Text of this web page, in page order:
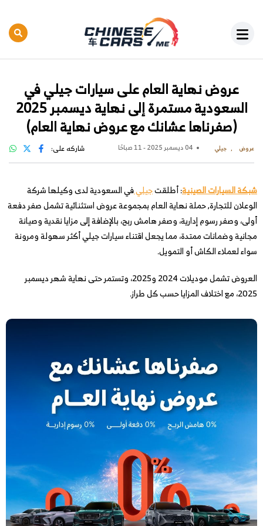
عروض نهاية العام على سيارات جيلي في
السعودية مستمرة إلى نهاية ديسمبر 2025
(صفرناها عشانك مع عروض نهاية العام)
عروض جيلي 04 ديسمبر 2025 - 11 صباحًا شاركه على:
شبكة السيارات الصينية: أطلقتجيليفي السعودية لدى وكيلها شركة
الوعلان للتجارة, حملة نهاية العام بمجموعة عروض استثنائية تشمل صفر دفعة
أولى، وصفر رسوم إدارية، وصفر هامش ربح، بالإضافة إلى مزايا نقدية وصيانة
مجانية وضمانات ممتدة، مما يجعل اقتناء سيارات جيلي أكثر سهولة ومرونة
سواء لعملاء الكاش أو التمويل.
العروض تشمل موديلات 2024 و2025، وتستمر حتى نهاية شهر ديسمبر
2025، مع اختلاف المزايا حسب كل طراز.